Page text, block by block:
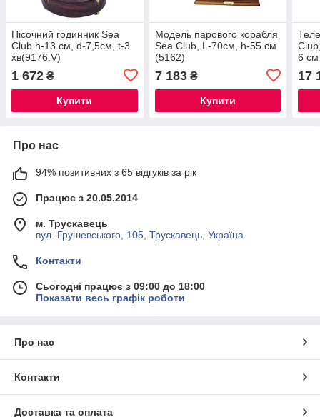
Пісочний годинник Sea
Club h-13 см, d-7,5cм, t-3
хв(9176.V)
1 672 ₴
Купити
Модель парового корабля
Sea Club, L-70см, h-55 cм
(5162)
7 183₴
Купити
6 см
17
Про нас
94% позитивних з 65 відгуків за рік
Працює з 20.05.2014
м. Трускавець
вул. Грушевського, 105, Трускавець, Україна
Контакти
Сьогодні працює з 09:00 до 18:00
Показати весь графік роботи
Про нас
Контакти
Доставка та оплата